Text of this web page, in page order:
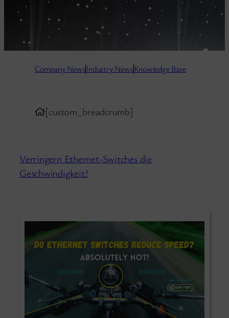
Company NewsIndustry NewsKnowledge Base
[custom_breadcrumb]
Verringern Ethernet-Switches die
Geschwindigkeit?